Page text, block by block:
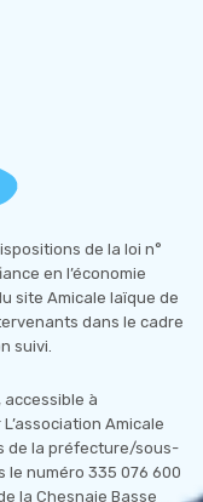
de la loi n°
en l’économie
site Amicale laïque de
dans le cadre
suivi.
accessible à
Amicale
de la préfecture/sous-
numéro 335 076 600
la Chesnaie Basse